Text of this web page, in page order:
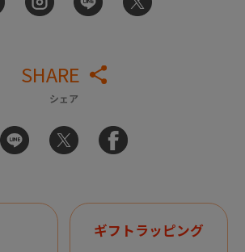
SHARE
シェア
ギフトラッピング